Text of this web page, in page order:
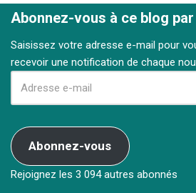
Abonnez-vous à ce blog
Saisissez votre adresse e-mail pour
recevoir une notification de chaque
Abonnez-vous
Rejoignez les 3 094 autres abonnés